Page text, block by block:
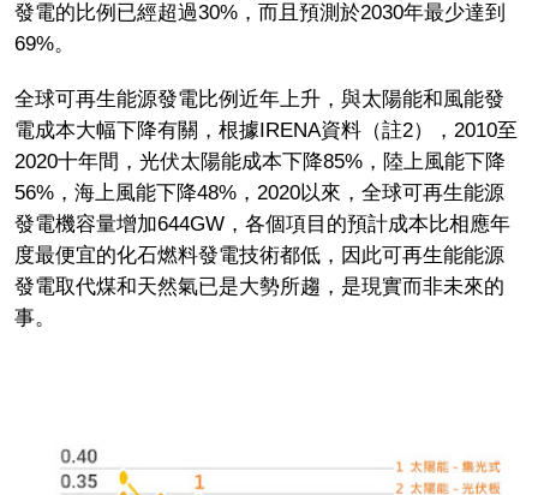
發電的比例已經超過30%，而且預測於2030年最少達到
69%。
全球可再生能源發電比例近年上升，與太陽能和風能發
電成本大幅下降有關，根據IRENA資料（註2），2010至
2020十年間，光伏太陽能成本下降85%，陸上風能下降
56%，海上風能下降48%，2020以來，全球可再生能源
發電機容量增加644GW，各個項目的預計成本比相應年
度最便宜的化石燃料發電技術都低，因此可再生能能源
發電取代煤和天然氣已是大勢所趨，是現實而非未來的
事。